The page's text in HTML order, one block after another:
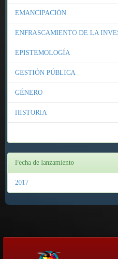
EMANCIPACIÓN
ENFRASCAMIENTO DE LA
EPISTEMOLOGÍA
GESTIÓN PÚBLICA
GÉNERO
HISTORIA
Fecha de lanzamiento
2017